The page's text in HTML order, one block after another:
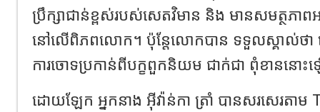
ប្រឹក្សាជាន់ខ្ពស់របស់សេតវិមាន និង មានសមត្ថភាពអ
នៅលើពិភពលោក។ ប៉ុន្តែលោកបាន ទទួលស្គាល់
ការចោទប្រកាន់ពីបក្ខពួកនិយម ជាក់ជា ពុំខាននោ
ដោយឡែក អ្នកនាង អុីវ៉ាន់កា ត្រាំ បានសរសេរតា